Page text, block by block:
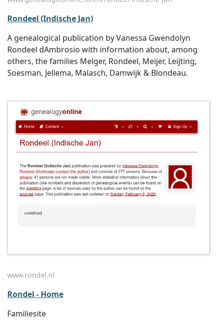
Rondeel (Indische Jan)
A genealogical publication by Vanessa Gwendolyn
Rondeel dAmbrosio with information about, among
others, the families Melger, Rondeel, Meijer, Leijting,
Soesman, Jellema, Malasch, Damwijk & Blondeau.
www.rondel.nl
Rondel - Home
Familiesite